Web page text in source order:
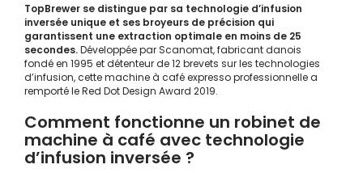
TopBrewer se distingue par sa technologie d’infusion
inversée unique et ses broyeurs de précision qui
garantissent une extraction optimale en moins de 25
secondes.Développée par Scanomat, fabricant danois
fondé en 1995 et détenteur de 12 brevets sur les technologies
d’infusion, cette machine à café expresso professionnelle a
remporté le Red Dot Design Award 2019.
Comment fonctionne un robinet de
machine à café avec technologie
d’infusion inversée ?